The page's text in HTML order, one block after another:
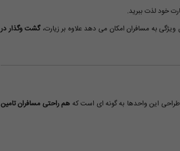
خود لذت ببرید.
به مسافران امکان می دهد علاوه بر زیارت،گشت وگذار در
این واحدها به گونه ای است که هم راحتی مسافران تامین